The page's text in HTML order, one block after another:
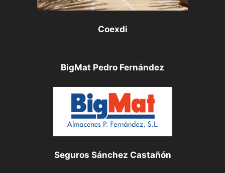
Coexdi
BigMat Pedro Fernández
Seguros Sánchez Castañón